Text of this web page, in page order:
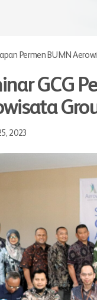
Permen BUMN
GCG
2023